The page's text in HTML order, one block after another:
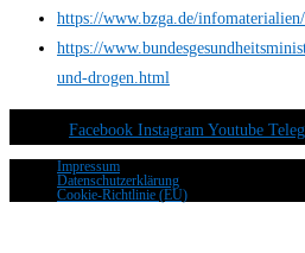
https://www.bzga.de/
https://
und-drogen.html
Facebook Instagram Youtube
Impressum
Datenschutzerklärung
Cookie-Richtlinie (EU)